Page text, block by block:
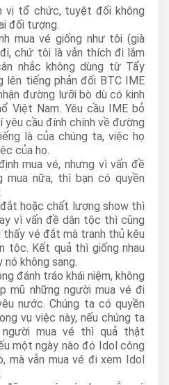
vị tổ chức, tuyệt đối không
đối tượng.
mua vé giống như tôi (già
chứ tôi là vẫn thích đi lắm
nhắc không dùng từ Tẩy
lên tiếng phản đối BTC IME
đường lưỡi bò dù có kinh
Việt Nam. Yêu cầu IME bỏ
yêu cầu đính chính về đường
là của chúng ta, việc họ
của họ.
mua vé, nhưng vì vấn đề
mua nữa, thì bạn có quyền
hoặc chất lượng show thì
vì vấn đề dân tộc thì cũng
thấy vé đắt mà tranh thủ kêu
tộc. Kết quả thì giống nhau
nó không sang.
đánh tráo khái niệm, không
mũ những người mua vé đi
nước. Chúng ta có quyền
vụ việc này, nếu chúng ta
mua vé thì quả thật
một ngày nào đó Idol công
mà vẫn mua vé đi xem Idol